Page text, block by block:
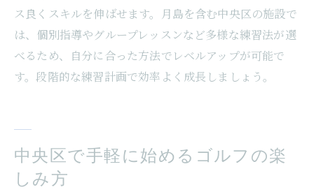
コストパフォーマンス重視の施設選び方
練習頻度を上げるための工夫とコツ
ゴルフと健康を両立する月島活用法
ス良くスキルを伸ばせます。月島を含む中央区の施設で
は、個別指導やグループレッスンなど多様な練習法が選
べるため、自分に合った方法でレベルアップが可能で
す。段階的な練習計画で効率よく成長しましょう。
中央区で手軽に始めるゴルフの楽
しみ方